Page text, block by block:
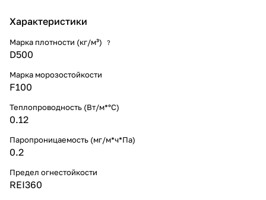
Характеристики
Марка плотности (кг/м³) ?
D500
Марка морозостойкости
F100
Теплопроводность (Вт/м*°С)
0.12
Паропроницаемость (мг/м*ч*Па)
0.2
Предел огнестойкости
REI360